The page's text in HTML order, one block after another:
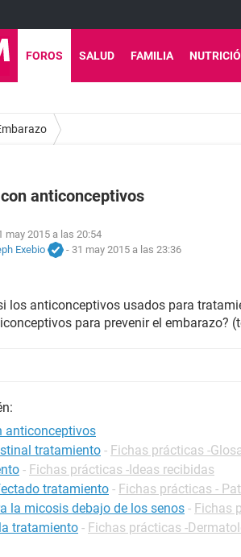
FOROS SALUD FAMILIA
anticonceptivos
may 2015 a las 20:54
Exebio
- 31 may 2015 a las 23:36
los anticonceptivos usados para
para prevenir el embarazo?
anticonceptivos
tratamiento - Fichas prácticas -
- Fichas prácticas -Ideas recibidas
tratamiento - Fichas prácticas -
la micosis debajo de los senos - Fichas
tratamiento - Fichas prácticas -